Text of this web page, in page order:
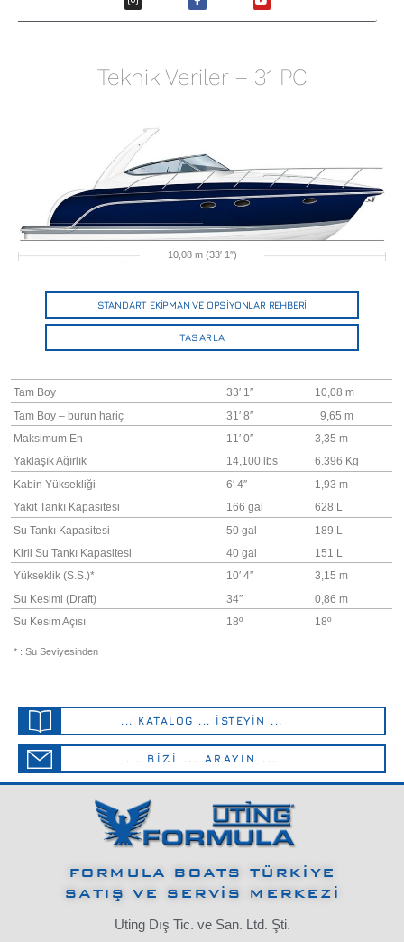
Teknik Veriler – 31 PC
10,08 m (33′ 1″)
STANDART EKİPMAN VE OPSİYONLAR REHBERİ
TASARLA
Tam Boy
Tam Boy – burun hariç
Maksimum En
Yaklaşık Ağırlık
Kabin Yüksekliği
Yakıt Tankı Kapasitesi
Su Tankı Kapasitesi
Kirli Su Tankı Kapasitesi
Yükseklik (S.S.)*
Su Kesimi (Draft)
Su Kesim Açısı
* : Su Seviyesinden
33′ 1″
31′ 8″
11′ 0″
14,100 lbs
6′ 4″
166 gal
50 gal
40 gal
10′ 4″
34″
18º
10,08 m
9,65 m
3,35 m
6.396 Kg
1,93 m
628 L
189 L
151 L
3,15 m
0,86 m
18º
... KATALOG ... İSTEYİN ...
... BİZİ ... ARAYIN ...
FORMULA BOATS TÜRKİYE
SATIŞ VE SERVİS MERKEZİ
Uting Dış Tic. ve San. Ltd. Şti.